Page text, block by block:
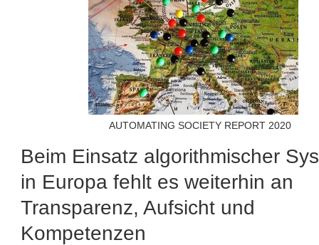
AUTOMATING SOCIETY REPORT 2020
Beim Einsatz algorithmischer
in Europa fehlt es weiterhin an
Transparenz, Aufsicht und
Kompetenzen